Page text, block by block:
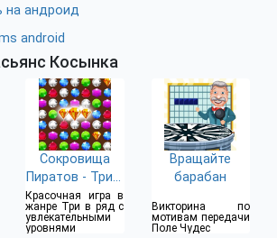
на андроид
android
Косынка
Сокровища
Пиратов - Три в
Ряд
Красочная игра в
жанре Три в ряд с
увлекательными
уровнями
Вращайте
барабан
Викторина по
мотивам передачи
Поле Чудес